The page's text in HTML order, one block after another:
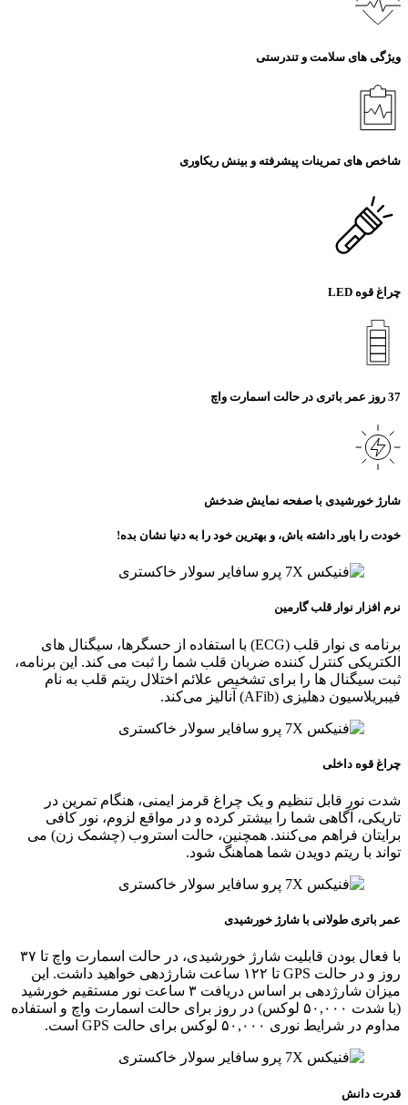
ویژگی های سلامت و تندرستی
شاخص های تمرینات پیشرفته و بینش ریکاوری
چراغ قوه LED
37 روز عمر باتری در حالت اسمارت واچ
شارژ خورشیدی با صفحه نمایش ضدخش
خودت را باور داشته باش، و بهترین خود را به دنیا نشان بده!
نرم افزار نوار قلب گارمین
برنامه‌ ی نوار قلب (ECG) با استفاده از حسگرها، سیگنال‌ های
الکتریکی کنترل کننده ضربان قلب شما را ثبت می‌ کند. این برنامه،
ثبت سیگنال‌ ها را برای تشخیص علائم اختلال ریتم قلب به نام
فیبریلاسیون دهلیزی (AFib) آنالیز می‌کند.
چراغ قوه داخلی
شدت نور قابل تنظیم و یک چراغ قرمز ایمنی، هنگام تمرین در
تاریکی، آگاهی شما را بیشتر کرده و در مواقع لزوم، نور کافی
برایتان فراهم می‌کنند. همچنین، حالت استروب (چشمک‌ زن) می‌
تواند با ریتم دویدن شما هماهنگ شود.
عمر باتری طولانی با شارژ خورشیدی
با فعال بودن قابلیت شارژ خورشیدی، در حالت اسمارت واچ تا ۳۷
روز و در حالت GPS تا ۱۲۲ ساعت شارژدهی خواهید داشت. این
میزان شارژدهی بر اساس دریافت ۳ ساعت نور مستقیم خورشید
(با شدت ۵۰,۰۰۰ لوکس) در روز برای حالت اسمارت واچ و استفاده
مداوم در شرایط نوری ۵۰,۰۰۰ لوکس برای حالت GPS است.
قدرت دانش